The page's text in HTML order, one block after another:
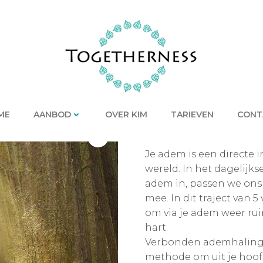
AANBOD OVER KIM TARIEVEN
Je adem is een directe
wereld. In het
adem in, passen we
mee. In dit traject van
om via je adem weer
hart.
Verbonden
methode om uit je